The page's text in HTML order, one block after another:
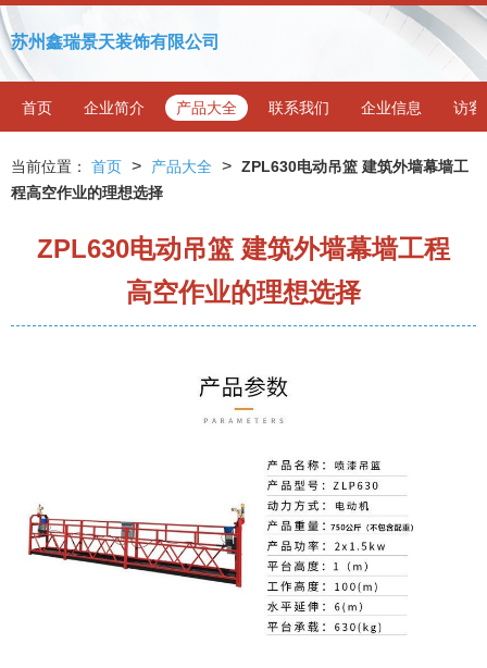
苏州鑫瑞景天装饰有限公司
首页 企业简介 产品大全 联系我们 企业信息 访客
当前位置： 首页 > 产品大全 > ZPL630电动吊篮 建筑外墙幕墙工
程高空作业的理想选择
ZPL630电动吊篮 建筑外墙幕墙工程
高空作业的理想选择